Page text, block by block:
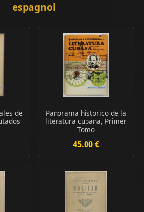
espagnol
de
Panorama historico de la
literatura cubana, Primer
Tomo
45.00 €